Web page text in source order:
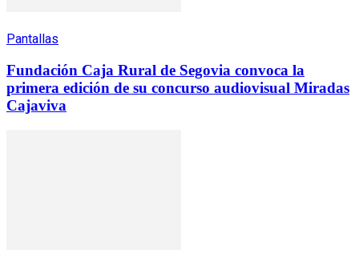
Pantallas
Fundación Caja Rural de Segovia convoca la
primera edición de su concurso audiovisual Miradas
Cajaviva